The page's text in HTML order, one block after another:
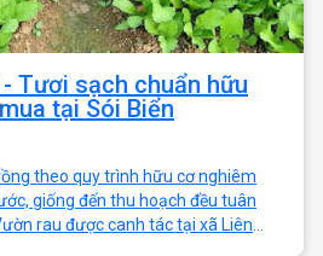
- Tươi sạch chuẩn hữu
tại Sói Biển
theo quy trình hữu cơ nghiêm
giống đến thu hoạch đều tuân
rau được canh tác tại xã Liên